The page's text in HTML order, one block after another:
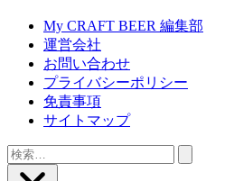
My CRAFT BEER 編集部
運営会社
お問い合わせ
プライバシーポリシー
免責事項
サイトマップ
検
索: